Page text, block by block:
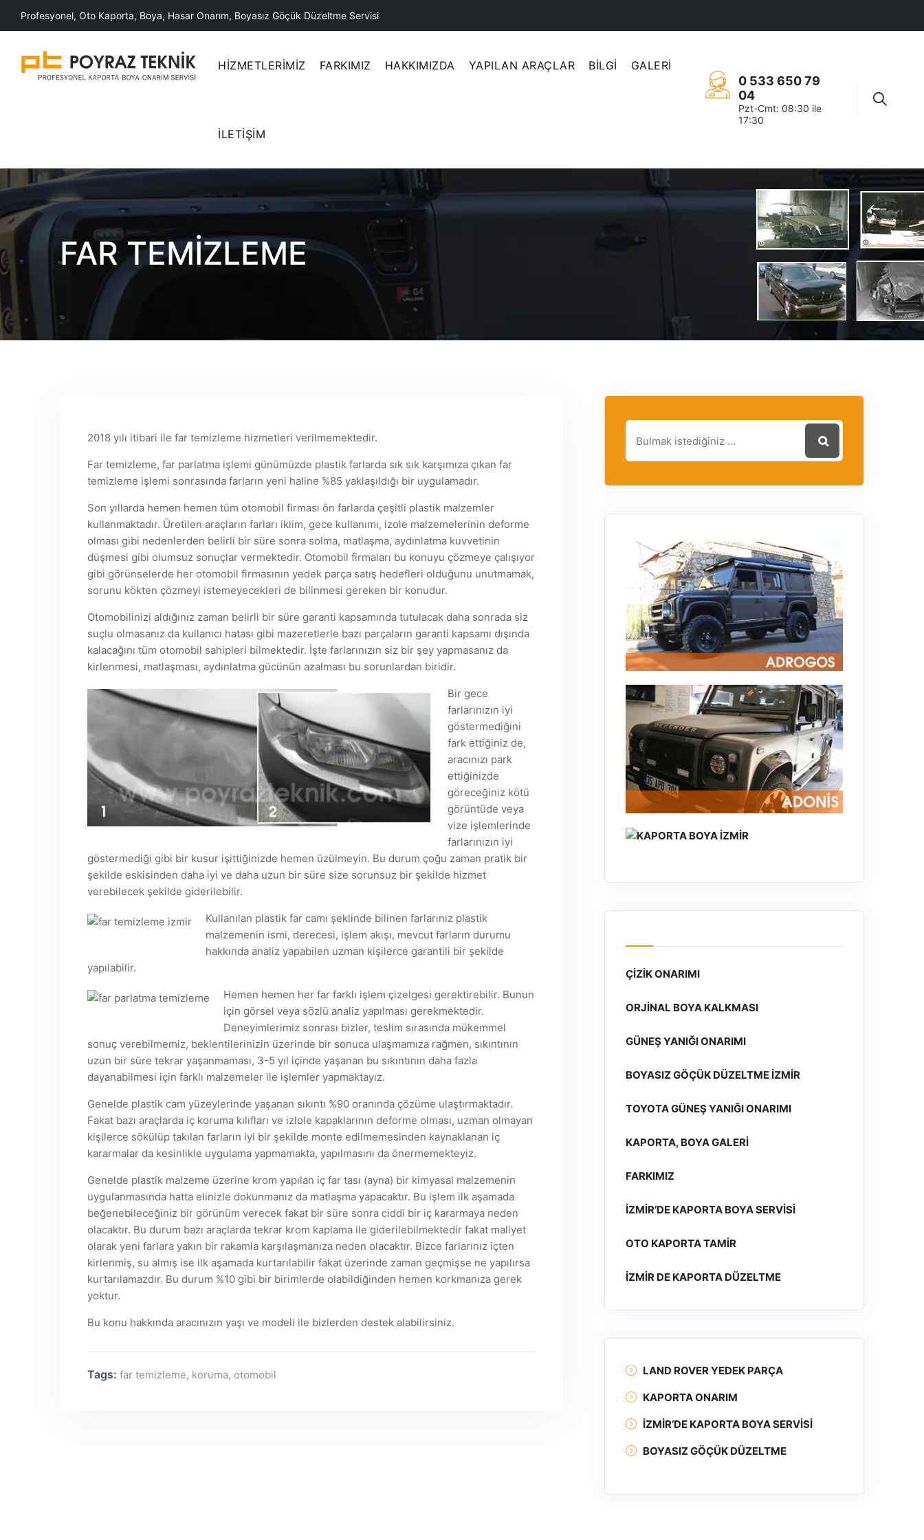
Profesyonel, Oto Kaporta, Boya, Hasar Onarım, Boyasız Göçük Düzeltme Servisi
HİZMETLERİMİZ FARKIMIZ HAKKIMIZDA YAPILAN ARAÇLAR BİLGİ GALERİ
İLETİŞİM
0 533 650 79
04
Pzt-Cmt: 08:30 ile
17:30
FAR TEMIZLEME
2018 yılı itibari ile far temizleme hizmetleri verilmemektedir.
Far temizleme, far parlatma işlemi günümüzde plastik farlarda sık sık karşımıza çıkan far
temizleme işlemi sonrasında farların yeni haline %85 yaklaşıldığı bir uygulamadır.
Son yıllarda hemen hemen tüm otomobil firması ön farlarda çeşitli plastik malzemler
kullanmaktadır. Üretilen araçların farları iklim, gece kullanımı, izole malzemelerinin deforme
olması gibi nedenlerden belirli bir süre sonra solma, matlaşma, aydınlatma kuvvetinin
düşmesi gibi olumsuz sonuçlar vermektedir. Otomobil firmaları bu konuyu çözmeye çalışıyor
gibi görünselerde her otomobil firmasının yedek parça satış hedefleri olduğunu unutmamak,
sorunu kökten çözmeyi istemeyecekleri de bilinmesi gereken bir konudur.
Otomobilinizi aldığınız zaman belirli bir süre garanti kapsamında tutulacak daha sonrada siz
suçlu olmasanız da kullanıcı hatası gibi mazeretlerle bazı parçaların garanti kapsamı dışında
kalacağını tüm otomobil sahipleri bilmektedir. İşte farlarınızın siz bir şey yapmasanız da
kirlenmesi, matlaşması, aydınlatma gücünün azalması bu sorunlardan biridir.
Bir gece
farlarınızın iyi
göstermediğini
fark ettiğiniz de,
aracınızı park
ettiğinizde
göreceğiniz kötü
görüntüde veya
vize işlemlerinde
farlarınızın iyi
göstermediği gibi bir kusur işittiğinizde hemen üzülmeyin. Bu durum çoğu zaman pratik bir
şekilde eskisinden daha iyi ve daha uzun bir süre size sorunsuz bir şekilde hizmet
verebilecek şekilde giderilebilir.
Kullanılan plastik far camı şeklinde bilinen farlarınız plastik
malzemenin ismi, derecesi, işlem akışı, mevcut farların durumu
hakkında analiz yapabilen uzman kişilerce garantili bir şekilde
yapılabilir.
Hemen hemen her far farklı işlem çizelgesi gerektirebilir. Bunun
için görsel veya sözlü analiz yapılması gerekmektedir.
Deneyimlerimiz sonrası bizler, teslim sırasında mükemmel
sonuç verebilmemiz, beklentilerinizin üzerinde bir sonuca ulaşmamıza rağmen, sıkıntının
uzun bir süre tekrar yaşanmaması, 3-5 yıl içinde yaşanan bu sıkıntının daha fazla
dayanabilmesi için farklı malzemeler ile işlemler yapmaktayız.
Genelde plastik cam yüzeylerinde yaşanan sıkıntı %90 oranında çözüme ulaştırmaktadır.
Fakat bazı araçlarda iç koruma kılıfları ve izlole kapaklarının deforme olması, uzman olmayan
kişilerce sökülüp takılan farların iyi bir şekilde monte edilmemesinden kaynaklanan iç
kararmalar da kesinlikle uygulama yapmamakta, yapılmasını da önermemekteyiz.
Genelde plastik malzeme üzerine krom yapılan iç far tası (ayna) bir kimyasal malzemenin
uygulanmasında hatta elinizle dokunmanız da matlaşma yapacaktır. Bu işlem ilk aşamada
beğenebileceğiniz bir görünüm verecek fakat bir süre sonra ciddi bir iç kararmaya neden
olacaktır. Bu durum bazı araçlarda tekrar krom kaplama ile giderilebilmektedir fakat maliyet
olarak yeni farlara yakın bir rakamla karşılaşmanıza neden olacaktır. Bizce farlarınız içten
kirlenmiş, su almış ise ilk aşamada kurtarılabilir fakat üzerinde zaman geçmişse ne yapılırsa
kurtarılamazdır. Bu durum %10 gibi bir birimlerde olabildiğinden hemen korkmanıza gerek
yoktur.
Bu konu hakkında aracınızın yaşı ve modeli ile bizlerden destek alabilirsiniz.
Tags: far temizleme, koruma, otomobil
ÇIZIK ONARIMI
ORJINAL BOYA KALKMASI
GÜNEŞ YANIĞI ONARIMI
BOYASIZ GÖÇÜK DÜZELTME İZMIR
TOYOTA GÜNEŞ YANIĞI ONARIMI
KAPORTA, BOYA GALERI
FARKIMIZ
İZMIR’DE KAPORTA BOYA SERVISI
OTO KAPORTA TAMIR
İZMIR DE KAPORTA DÜZELTME
LAND ROVER YEDEK PARÇA
KAPORTA ONARIM
İZMIR’DE KAPORTA BOYA SERVISI
BOYASIZ GÖÇÜK DÜZELTME